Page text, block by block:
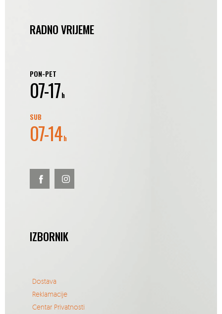
RADNO VRIJEME
PON-PET
07-17h
SUB
07-14h
IZBORNIK
Dostava
Reklamacije
Centar Privatnosti